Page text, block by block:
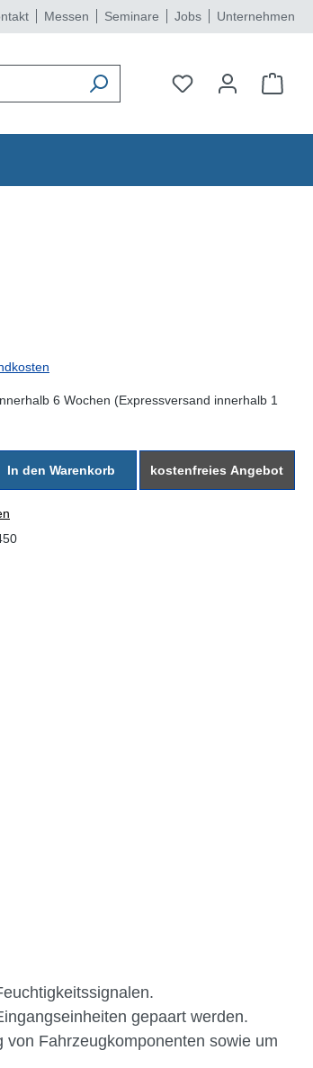
Messen Seminare Jobs Unternehmen
6 Wochen (Expressversand innerhalb 1
In den Warenkorb
kostenfreies Angebot
gepaart werden.
Fahrzeugkomponenten sowie um